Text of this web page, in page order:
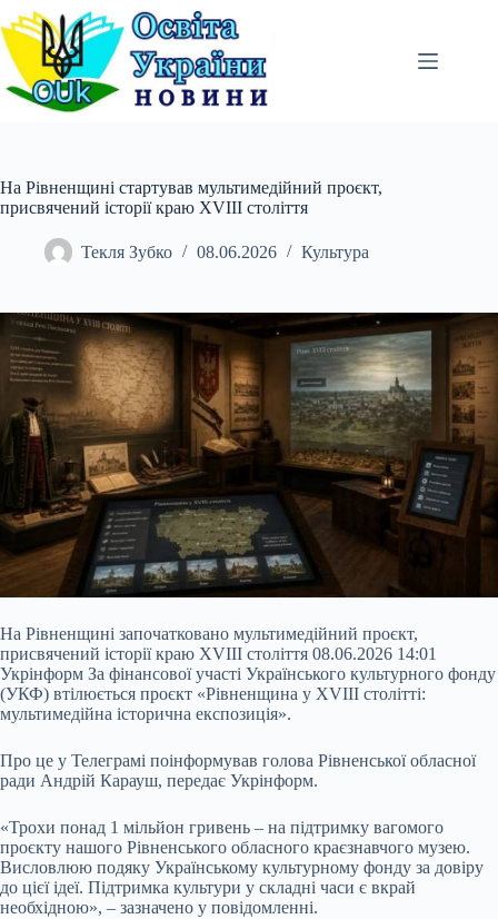
Перейти
до
вмісту
На Рівненщині стартував мультимедійний проєкт,
присвячений історії краю XVIII століття
Текля Зубко 08.06.2026 Культура
На Рівненщині започатковано мультимедійний проєкт,
присвячений історії краю XVIII століття 08.06.2026 14:01
Укрінформ За фінансової участі Українського культурного фонду
(УКФ) втілюється проєкт «Рівненщина у XVIII столітті:
мультимедійна історична експозиція».
Про це у Телеграмі поінформував голова Рівненської обласної
ради Андрій Карауш, передає Укрінформ.
«Трохи понад 1 мільйон гривень – на підтримку вагомого
проєкту нашого Рівненського обласного краєзнавчого музею.
Висловлюю подяку Українському культурному фонду за довіру
до цієї ідеї. Підтримка культури у складні часи є вкрай
необхідною», – зазначено у повідомленні.